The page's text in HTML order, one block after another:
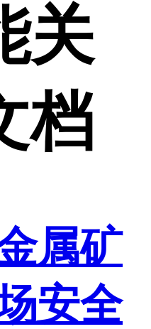
关
档
属矿
安全